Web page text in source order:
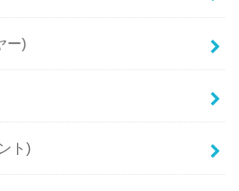
ー)
ト)